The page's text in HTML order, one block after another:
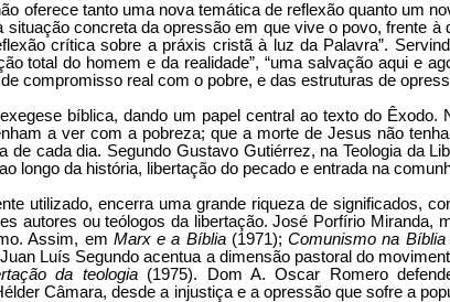
oferece tanto uma nova temática de reflexão quan­to um
situação concreta da opressão em que vive o povo, frente
crítica sobre a práxis cristã à luz da Palavra”.
total do homem e da realidade”, “uma salvação aqui e
compromisso real com o pobre, e das estruturas de
bíblica, dando um papel central ao texto do
a ver com a pobreza; que a morte de Jesus não
de cada dia. Segundo Gustavo Gutiérrez, na Teolo­gia da
longo da história, libertação do pecado e entrada na
utilizado, encerra uma grande riqueza de signifi­cados,
autores ou teólogos da libertação. José Porfírio Miranda,
Assim, em Marx e a Bíblia(1971);Comu­nismo na Bíblia
Luís Segundo acentua a dimensão pastoral do
da teologia (1975). Dom A. Oscar Romero
Câmara, desde a injustiça e a opressão que sofre a